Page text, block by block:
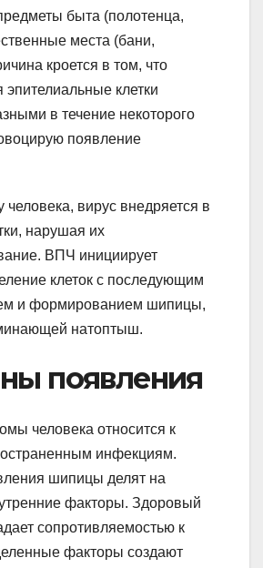
быта (полотенца,
места (бани,
кроется в том, что
клетки
в течение некоторого
появление
человека, вирус внедряется в
нарушая их
ВПЧ инициирует
клеток с последующим
и формированием шипицы,
натоптыш.
появления
человека относится к
инфекциям.
шипицы делят на
факторы. Здоровый
сопротивляемостью к
факторы создают